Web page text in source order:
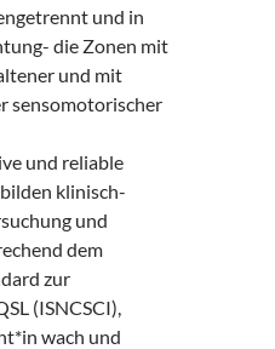
und in
die Zonen mit
und mit
sensomotorischer
und reliable
klinisch-
und
dem
zur
(ISNCSCI),
wach und